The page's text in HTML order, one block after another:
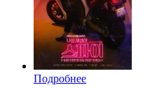
Подробнее